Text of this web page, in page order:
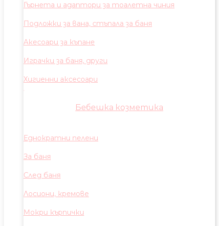
Гърнета и адаптори за тоалетна чиния
Подложки за вана, стъпала за баня
Акесоари за къпане
Играчки за баня, други
Хигиенни аксесоари
Бебешка козметика
Еднократни пелени
За баня
След баня
Лосиони, кремове
Мокри кърпички